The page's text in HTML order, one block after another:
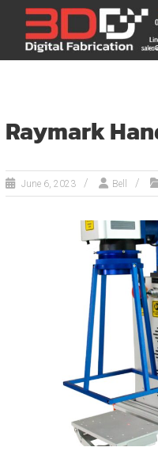
content
3DD DIGITAL
เครื่องพิมพ์3มิติ สแ
เลเซอร์
Raymark
June 6, 2023 Bell